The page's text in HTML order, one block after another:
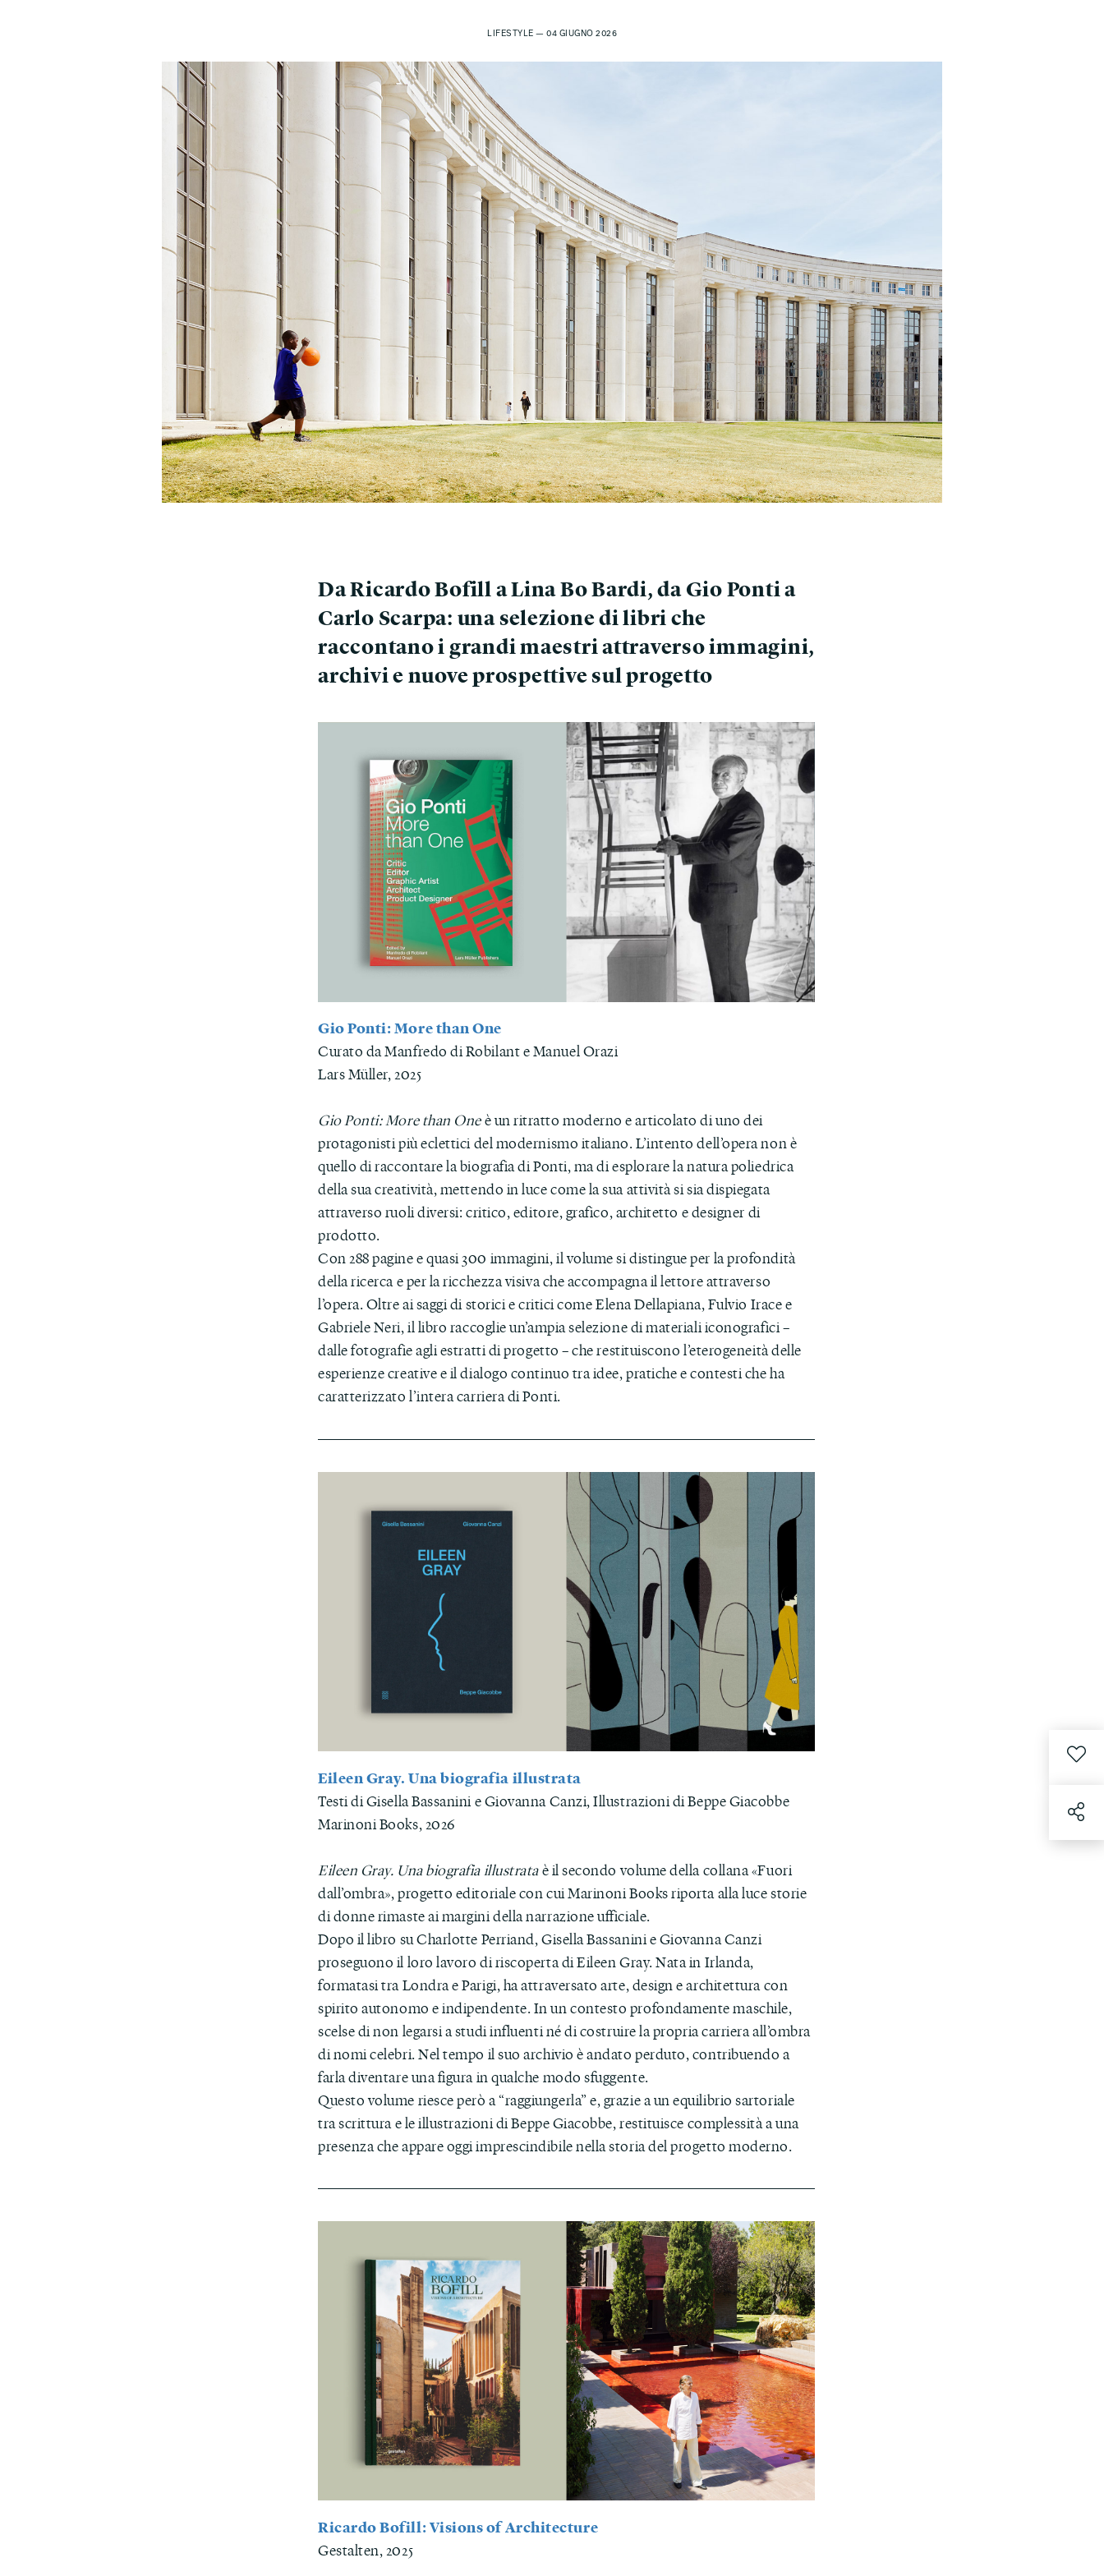
LIFESTYLE — 04 GIUGNO 2026
Da Ricardo Bofill a Lina Bo Bardi, da Gio Ponti a
Carlo Scarpa: una selezione di libri che
raccontano i grandi maestri attraverso immagini,
archivi e nuove prospettive sul progetto
Gio Ponti: More than One
Curato da Manfredo di Robilant e Manuel Orazi
Lars Müller, 2025
Gio Ponti: More than Oneè un ritratto moderno e articolato di uno dei
protagonisti più eclettici del modernismo italiano. L’intento dell’opera non è
quello di raccontare la biografia di Ponti, ma di esplorare la natura poliedrica
della sua creatività, mettendo in luce come la sua attività si sia dispiegata
attraverso ruoli diversi: critico, editore, grafico, architetto e designer di
prodotto.
Con 288 pagine e quasi 300 immagini, il volume si distingue per la profondità
della ricerca e per la ricchezza visiva che accompagna il lettore attraverso
l’opera. Oltre ai saggi di storici e critici come Elena Dellapiana, Fulvio Irace e
Gabriele Neri, il libro raccoglie un’ampia selezione di materiali iconografici –
dalle fotografie agli estratti di progetto – che restituiscono l’eterogeneità delle
esperienze creative e il dialogo continuo tra idee, pratiche e contesti che ha
caratterizzato l’intera carriera di Ponti.
Eileen Gray. Una biografia illustrata
Testi di Gisella Bassanini e Giovanna Canzi, Illustrazioni di Beppe Giacobbe
Marinoni Books, 2026
Eileen Gray. Una biografia illustrataè il secondo volume della collana «Fuori
dall’ombra», progetto editoriale con cui Marinoni Books riporta alla luce storie
di donne rimaste ai margini della narrazione ufficiale.
Dopo il libro su Charlotte Perriand, Gisella Bassanini e Giovanna Canzi
proseguono il loro lavoro di riscoperta di Eileen Gray. Nata in Irlanda,
formatasi tra Londra e Parigi, ha attraversato arte, design e architettura con
spirito autonomo e indipendente. In un contesto profondamente maschile,
scelse di non legarsi a studi influenti né di costruire la propria carriera all’ombra
di nomi celebri. Nel tempo il suo archivio è andato perduto, contribuendo a
farla diventare una figura in qualche modo sfuggente.
Questo volume riesce però a “raggiungerla” e, grazie a un equilibrio sartoriale
tra scrittura e le illustrazioni di Beppe Giacobbe, restituisce complessità a una
presenza che appare oggi imprescindibile nella storia del progetto moderno.
Ricardo Bofill: Visions of Architecture
Gestalten, 2025